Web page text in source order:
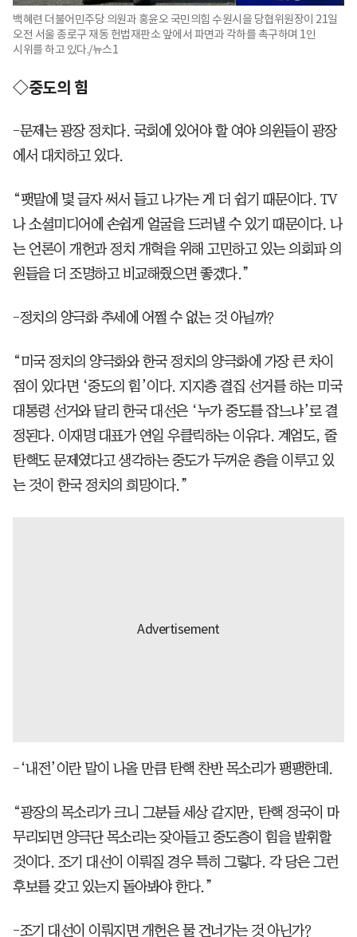
백혜련 더불어민주당 의원과 홍윤오 국민의힘 수원시을 당협위원장이 21일
오전 서울 종로구 재동 헌법재판소 앞에서 파면과 각하를 촉구하며 1인
시위를 하고 있다./뉴스1
◇중도의 힘
-문제는 광장 정치다. 국회에 있어야 할 여야 의원들이 광장
에서 대치하고 있다.
“팻말에 몇 글자 써서 들고 나가는 게 더 쉽기 때문이다. TV
나 소셜미디어에 손쉽게 얼굴을 드러낼 수 있기 때문이다. 나
는 언론이 개헌과 정치 개혁을 위해 고민하고 있는 의회파 의
원들을 더 조명하고 비교해줬으면 좋겠다.”
-정치의 양극화 추세에 어쩔 수 없는 것 아닐까?
“미국 정치의 양극화와 한국 정치의 양극화에 가장 큰 차이
점이 있다면 ‘중도의 힘’이다. 지지층 결집 선거를 하는 미국
대통령 선거와 달리 한국 대선은 ‘누가 중도를 잡느냐’로 결
정된다. 이재명 대표가 연일 우클릭하는 이유다. 계엄도, 줄
탄핵도 문제였다고 생각하는 중도가 두꺼운 층을 이루고 있
는 것이 한국 정치의 희망이다.”
-‘내전’이란 말이 나올 만큼 탄핵 찬반 목소리가 팽팽한데.
“광장의 목소리가 크니 그분들 세상 같지만, 탄핵 정국이 마
무리되면 양극단 목소리는 잦아들고 중도층이 힘을 발휘할
것이다. 조기 대선이 이뤄질 경우 특히 그렇다. 각 당은 그런
후보를 갖고 있는지 돌아봐야 한다.”
-조기 대선이 이뤄지면 개헌은 물 건너가는 것 아닌가?